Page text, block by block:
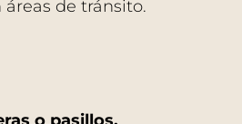
de tránsito.